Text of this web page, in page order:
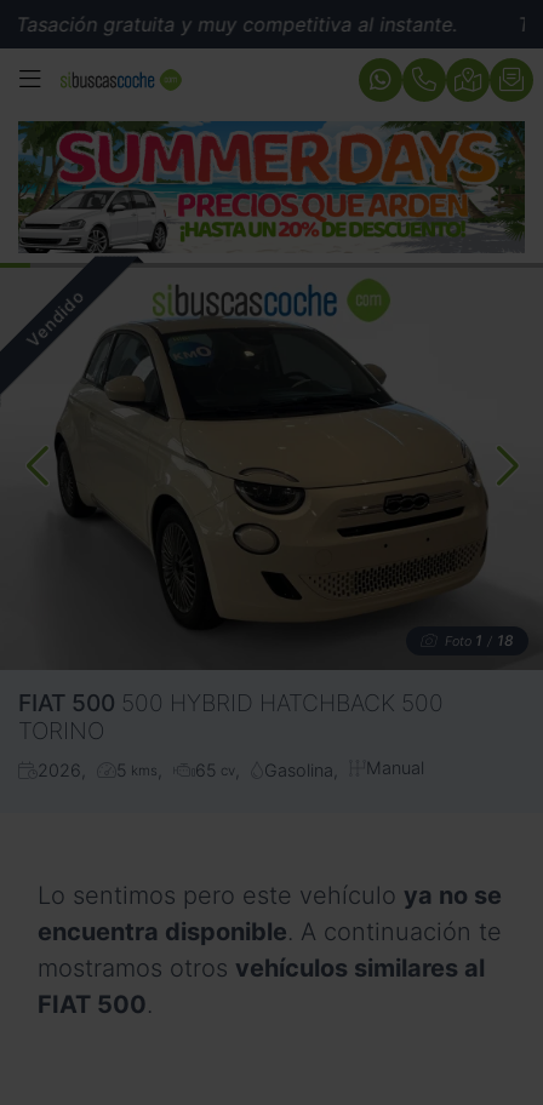
gratuita y muy competitiva al instante.
MENÚ
Foto 1 / 18
FIAT 500 500 HYBRID HATCHBACK 500
TORINO
2026 5 kms 65 cv Gasolina Manual
Lo sentimos pero este vehículo ya no se
encuentra disponible. A continuación te
mostramos otros vehículos similares al
FIAT 500.